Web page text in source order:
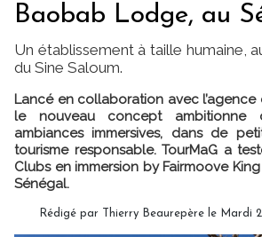
Baobab Lodge, au
Un établissement à taille humaine,
du Sine Saloum.
Lancé en collaboration avec l’agence
le nouveau concept ambitionne
ambiances immersives, dans de
tourisme responsable. TourMaG a
Clubs en immersion by Fairmoove
Sénégal.
Rédigé par Thierry Beaurepère le Mardi